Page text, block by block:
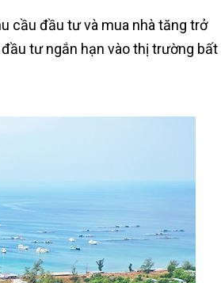
cầu đầu tư và mua nhà tăng trở
tư ngắn hạn vào thị trường bất